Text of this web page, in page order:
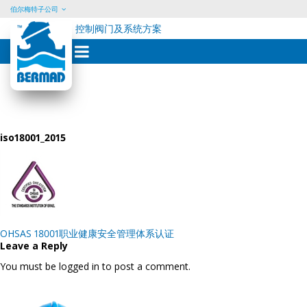
Skip
content
伯尔梅特子公司
控制阀门及系统方案
iso18001_2015
Post
navigation
OHSAS 18001职业健康安全管理体系认证
Leave a Reply
You must be logged in to post a comment.